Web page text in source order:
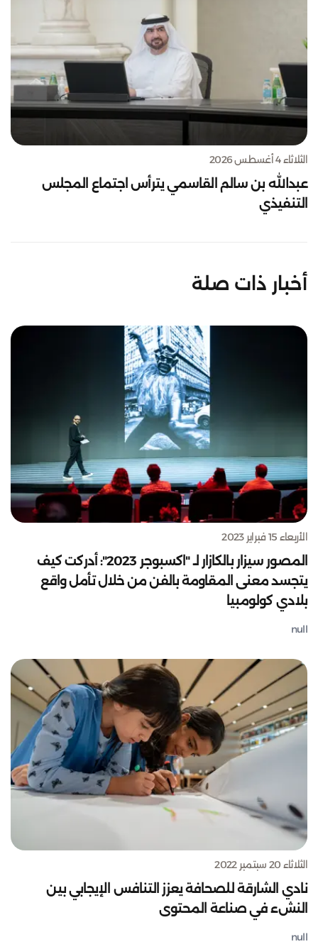
الثلاثاء 4 أغسطس 2026
عبدالله بن سالم القاسمي يترأس اجتماع المجلس
التنفيذي
أخبار ذات صلة
الأربعاء 15 فبراير 2023
المصور سيزار بالكازار لـ "اكسبوجر 2023": أدركت كيف
يتجسد معنى المقاومة بالفن من خلال تأمل واقع
بلادي كولومبيا
null
الثلاثاء 20 سبتمبر 2022
نادي الشارقة للصحافة يعزز التنافس الإيجابي بين
النشء في صناعة المحتوى
null